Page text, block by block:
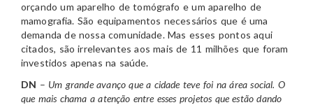
orçando um aparelho de tomógrafo e um aparelho de
mamografia. São equipamentos necessários que é uma
demanda de nossa comunidade. Mas esses pontos aqui
citados, são irrelevantes aos mais de 11 milhões que foram
investidos apenas na saúde.
DN – Um grande avanço que a cidade teve foi na área social. O
que mais chama a atenção entre esses projetos que estão dando